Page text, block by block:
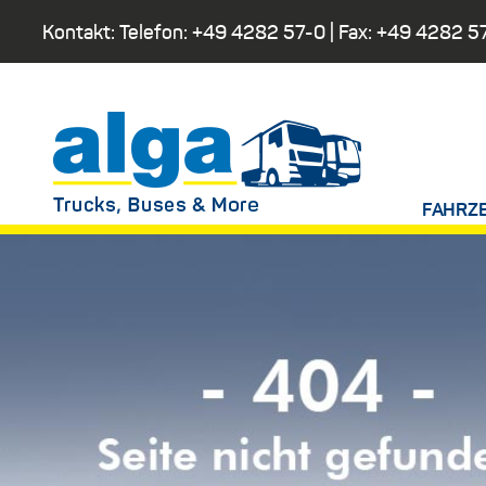
Kontakt: Telefon: +49 4282 57-0 | Fax: +49 4282